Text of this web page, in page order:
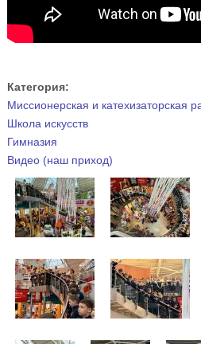
Категория:
Миссионерская и катехизаторская
Школа искусств
Гимназия
Видео (наш приход)